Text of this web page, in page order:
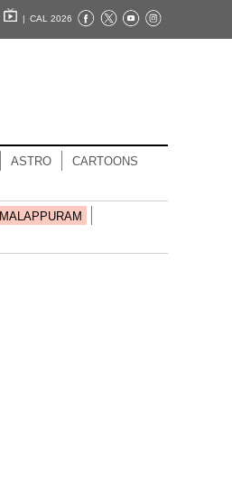
| CAL 2026
ASTRO CARTOONS
MALAPPURAM